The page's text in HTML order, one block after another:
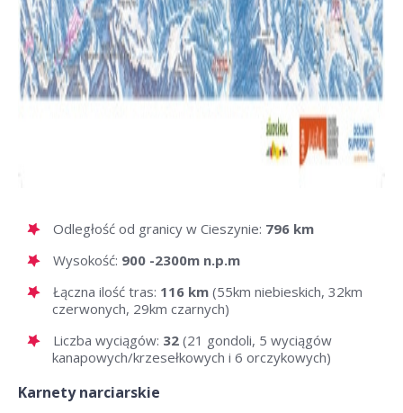
Odległość od granicy w Cieszynie: 796 km
Wysokość: 900 -2300m n.p.m
Łączna ilość tras: 116 km (55km niebieskich, 32km
czerwonych, 29km czarnych)
Liczba wyciągów: 32 (21 gondoli, 5 wyciągów
kanapowych/krzesełkowych i 6 orczykowych)
Karnety narciarskie